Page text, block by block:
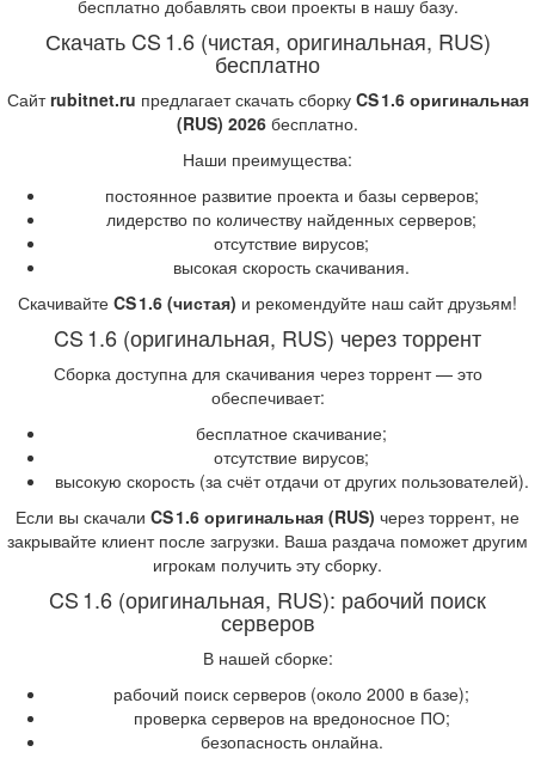
бесплатно добавлять свои проекты в нашу базу.
Скачать CS 1.6 (чистая, оригинальная, RUS)
бесплатно
Сайтrubitnet.ru предлагает скачать сборку CS 1.6 оригинальная
(RUS) 2026 бесплатно.
Наши преимущества:
постоянное развитие проекта и базы серверов;
лидерство по количеству найденных серверов;
отсутствие вирусов;
высокая скорость скачивания.
Скачивайте CS 1.6 (чистая) и рекомендуйте наш сайт друзьям!
CS 1.6 (оригинальная, RUS) через торрент
Сборка доступна для скачивания через торрент — это
обеспечивает:
бесплатное скачивание;
отсутствие вирусов;
высокую скорость (за счёт отдачи от других пользователей).
Если вы скачали CS 1.6 оригинальная (RUS) через торрент, не
закрывайте клиент после загрузки. Ваша раздача поможет другим
игрокам получить эту сборку.
CS 1.6 (оригинальная, RUS): рабочий поиск
серверов
В нашей сборке:
рабочий поиск серверов (около 2000 в базе);
проверка серверов на вредоносное ПО;
безопасность онлайна.